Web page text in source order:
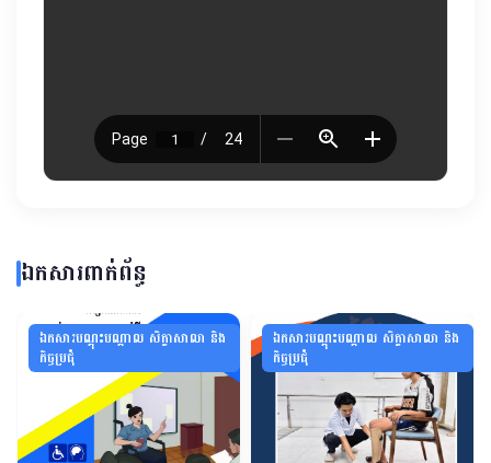
ឯកសារពាក់ព័ន្ធ
ឯកសារបណ្ដុះបណ្ដាល សិក្ខាសាលា និង
កិច្ចប្រជុំ
ឯកសារបណ្ដុះបណ្ដាល សិក្ខាសាលា និង
កិច្ចប្រជុំ